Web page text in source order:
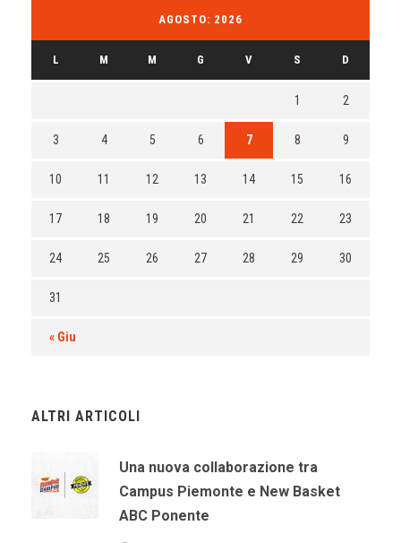
AGOSTO: 2026
L M M G V S D
« Giu
1 2
3 4 5 6 7 8 9
10 11 12 13 14 15 16
17 18 19 20 21 22 23
24 25 26 27 28 29 30
31
ALTRI ARTICOLI
Una nuova collaborazione tra
Campus Piemonte e New Basket
ABC Ponente